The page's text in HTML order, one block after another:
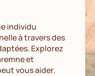
individu
à travers des
Explorez
et
vous aider.